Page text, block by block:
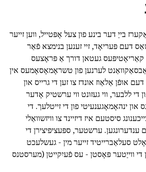
בייַ דער בינע פון צעל אָפּטייל, ווען זייער
דעם פּעריאָד, זיי זענען בנימצא פֿאַר
קאַריאָטיפּעס געטאן דורך אַ פּראָצעס
לערנען פון טשראָמאָסאָמעס אין
אופֿן אַלאַוז אונדז צו זען די גרייס און
ללבער, ווי געזונט ווי ערשטיק אָדער
און ינהאָמאָגענעיטי פון די זייטלעך. די
סיסטעם איז דיזיינד צו וויזשוואַלי
ערשטער, ספּעציפיצירן די
סעלאַברייטיד זייער מין - געשלעכט
ווייַטער פּאָסטן - עס פֿעיִקייטן (מערסטנס